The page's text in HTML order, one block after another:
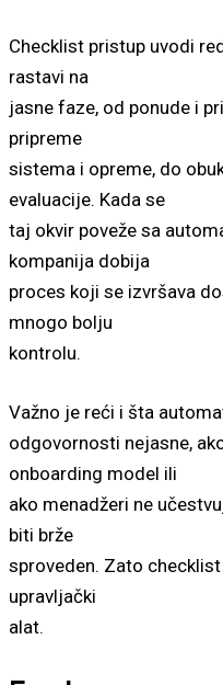
Checklist pristup uvodi
rastavi na
jasne faze, od ponude i
pripreme
sistema i opreme, do
evaluacije. Kada se
taj okvir poveže sa
kompanija dobija
proces koji se izvršava
mnogo bolju
kontrolu.
Važno je reći i šta
odgovornosti nejasne,
onboarding model ili
ako menadžeri ne
biti brže
sproveden. Zato
upravljački
alat.